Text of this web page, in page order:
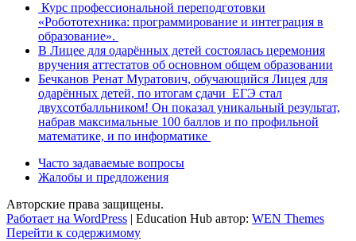
Курс профессиональной переподготовки
«Робототехника: программирование и интеграция в
образование».
В Лицее для одарённых детей состоялась церемония
вручения аттестатов об основном общем образовании
Бечканов Ренат Муратович, обучающийся Лицея для
одарённых детей, по итогам сдачи ЕГЭ стал
двухсотбалльником! Он показал уникальный результат,
набрав максимальные 100 баллов и по профильной
математике, и по информатике
Часто задаваемые вопросы
Жалобы и предложения
Авторские права защищены.
Работает на WordPress | Education Hub автор: WEN Themes
Перейти к содержимому